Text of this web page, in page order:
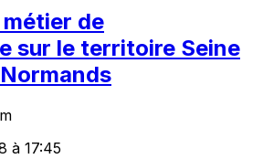
de
sur le territoire Seine
à 17:45